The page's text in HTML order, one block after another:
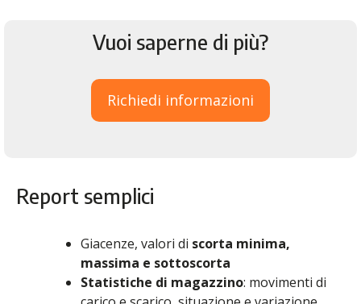
Vuoi saperne di più?
Richiedi informazioni
Report semplici
Giacenze, valori di scorta minima,
massima e sottoscorta
Statistiche di magazzino: movimenti di